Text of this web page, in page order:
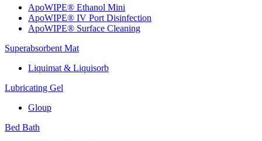
ApoWIPE® Ethanol Mini
ApoWIPE® IV Port Disinfection
ApoWIPE® Surface Cleaning
Superabsorbent Mat
Liquimat & Liquisorb
Lubricating Gel
Gloup
Bed Bath